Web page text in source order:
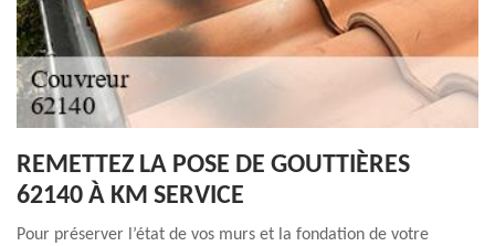
REMETTEZ LA POSE DE GOUTTIÈRES
62140 À KM SERVICE
Pour préserver l’état de vos murs et la fondation de votre